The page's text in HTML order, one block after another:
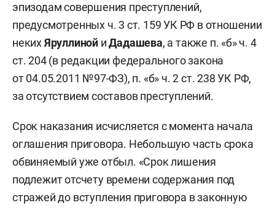
эпизодам совершения преступлений,
предусмотренных ч. 3 ст. 159 УК РФ в отношении
некихЯруллиной иДадашева, а также п. «б» ч. 4
ст. 204 (в редакции федерального закона
от 04.05.2011 №97-ФЗ), п. «б» ч. 2 ст. 238 УК РФ,
за отсутствием составов преступлений.
Срок наказания исчисляется с момента начала
оглашения приговора. Небольшую часть срока
обвиняемый уже отбыл. «Срок лишения
подлежит отсчету времени содержания под
стражей до вступления приговора в законную